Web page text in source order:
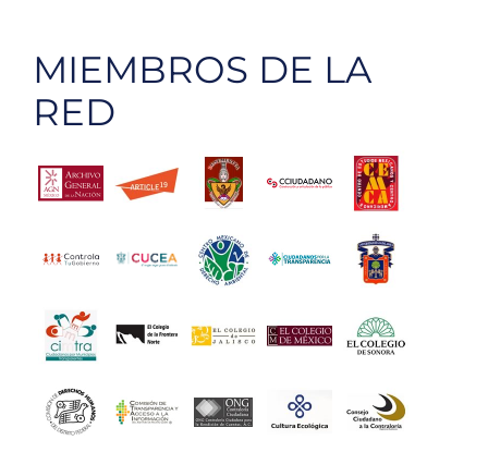
MIEMBROS DE LA
RED